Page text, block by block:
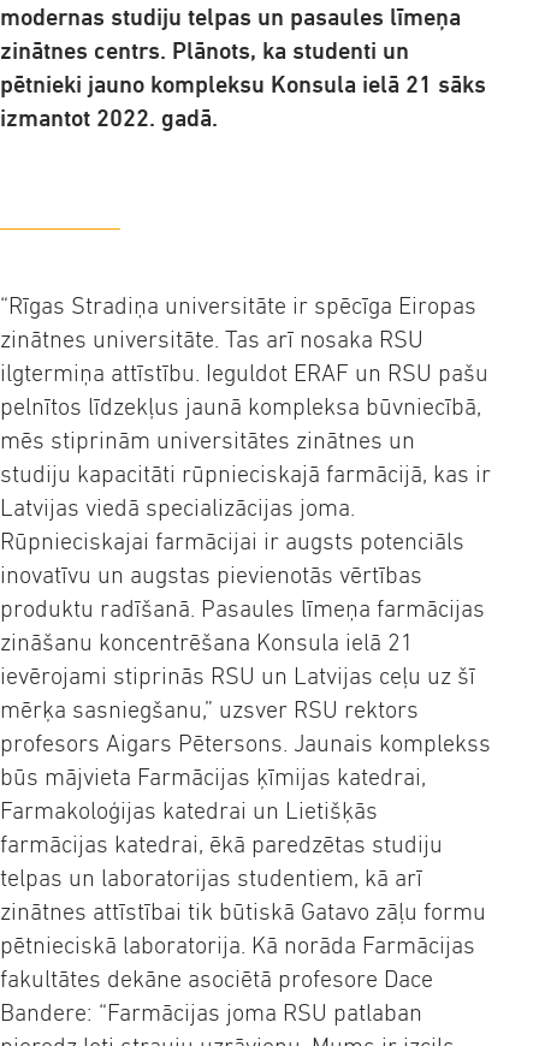
modernas studiju telpas un pasaules līmeņa
zinātnes centrs. Plānots, ka studenti un
pētnieki jauno kompleksu Konsula ielā 21 sāks
izmantot 2022. gadā.
“Rīgas Stradiņa universitāte ir spēcīga Eiropas
zinātnes universitāte. Tas arī nosaka RSU
ilgtermiņa attīstību. Ieguldot ERAF un RSU pašu
pelnītos līdzekļus jaunā kompleksa būvniecībā,
mēs stiprinām universitātes zinātnes un
studiju kapacitāti rūpnieciskajā farmācijā, kas ir
Latvijas viedā specializācijas joma.
Rūpnieciskajai farmācijai ir augsts potenciāls
inovatīvu un augstas pievienotās vērtības
produktu radīšanā. Pasaules līmeņa farmācijas
zināšanu koncentrēšana Konsula ielā 21
ievērojami stiprinās RSU un Latvijas ceļu uz šī
mērķa sasniegšanu,” uzsver RSU rektors
profesors Aigars Pētersons. Jaunais komplekss
būs mājvieta Farmācijas ķīmijas katedrai,
Farmakoloģijas katedrai un Lietišķās
farmācijas katedrai, ēkā paredzētas studiju
telpas un laboratorijas studentiem, kā arī
zinātnes attīstībai tik būtiskā Gatavo zāļu formu
pētnieciskā laboratorija. Kā norāda Farmācijas
fakultātes dekāne asociētā profesore Dace
Bandere: “Farmācijas joma RSU patlaban